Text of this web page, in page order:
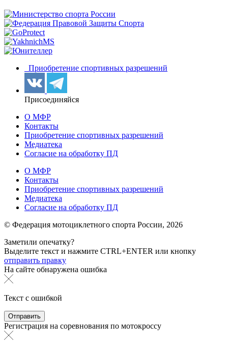
Приобретение спортивных разрешений
Присоединяйся
О МФР
Контакты
Приобретение спортивных разрешений
Медиатека
Согласие на обработку ПД
О МФР
Контакты
Приобретение спортивных разрешений
Медиатека
Согласие на обработку ПД
© Федерация мотоциклетного спорта России, 2026
Заметили опечатку?
Выделите текст и нажмите CTRL+ENTER или кнопку
отправить правку
На сайте обнаружена ошибка
Текст с ошибкой
Регистрация на соревнования по мотокроссу